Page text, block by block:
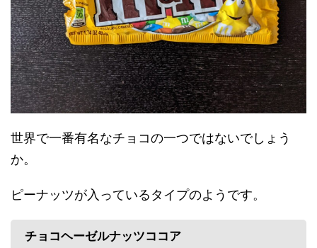
世界で一番有名なチョコの一つではないでしょう
か。
ピーナッツが入っているタイプのようです。
チョコヘーゼルナッツココア